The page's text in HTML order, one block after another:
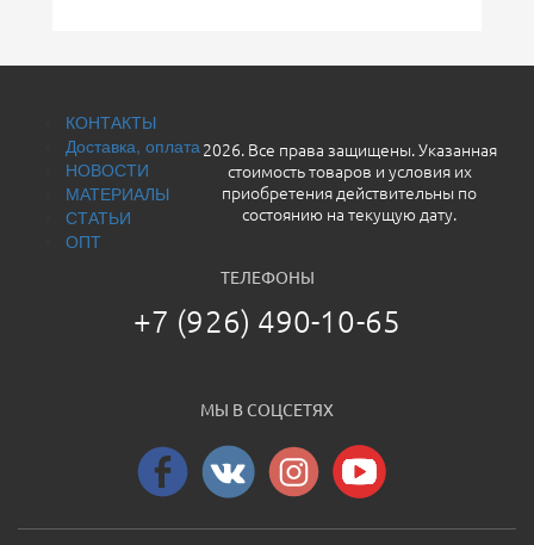
КОНТАКТЫ
Доставка, оплата
НОВОСТИ
МАТЕРИАЛЫ
СТАТЬИ
ОПТ
ТЕЛЕФОНЫ
+7 (926) 490-10-65
МЫ В СОЦСЕТЯХ
2026. Все права защищены. Указанная
стоимость товаров и условия их
приобретения действительны по
состоянию на текущую дату.